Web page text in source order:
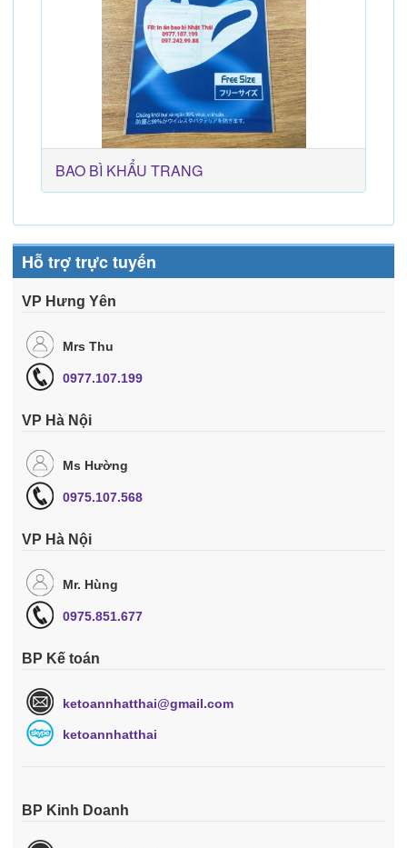
BAO BÌ KHẨU TRANG
Hỗ trợ trực tuyến
VP Hưng Yên
Mrs Thu
0977.107.199
VP Hà Nội
Ms Hường
0975.107.568
VP Hà Nội
Mr. Hùng
0975.851.677
BP Kế toán
ketoannhatthai@gmail.com
ketoannhatthai
BP Kinh Doanh